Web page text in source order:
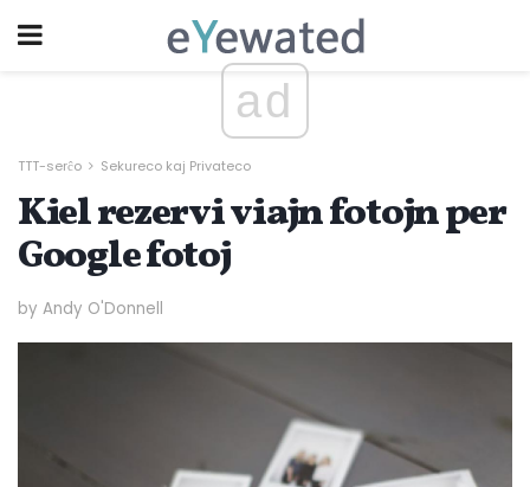
ad
TTT-serĉo Sekureco kaj Privateco
Kiel rezervi viajn fotojn per
Google fotoj
by Andy O'Donnell